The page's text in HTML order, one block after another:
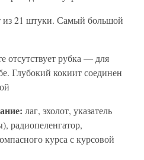
из 21 штуки. Самый большой
отсутствует рубка — для
Глубокий кокиит соединен
лаг, эхолот, указатель
радиопеленгатор,
курса с курсовой